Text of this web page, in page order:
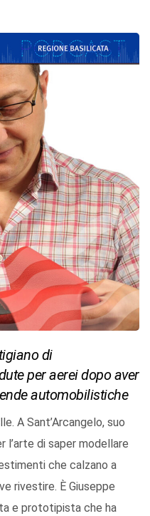
di
per aerei dopo aver
automobilistiche
A Sant’Arcangelo, suo
l’arte di saper modellare
che calzano a
rivestire. È Giuseppe
e prototipista che ha